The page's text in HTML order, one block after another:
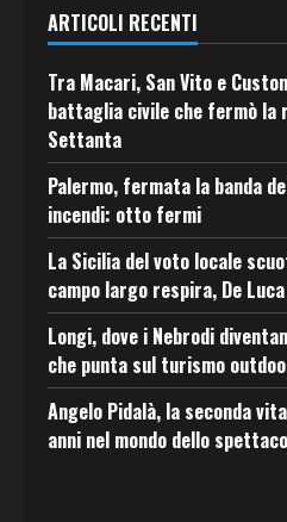
ARTICOLI RECENTI
Tra Macari, San Vito e
battaglia civile che fermò la
Settanta
Palermo, fermata la banda
incendi: otto fermi
La Sicilia del voto locale
campo largo respira, De
Longi, dove i Nebrodi
che punta sul turismo
Angelo Pidalà, la seconda
anni nel mondo dello